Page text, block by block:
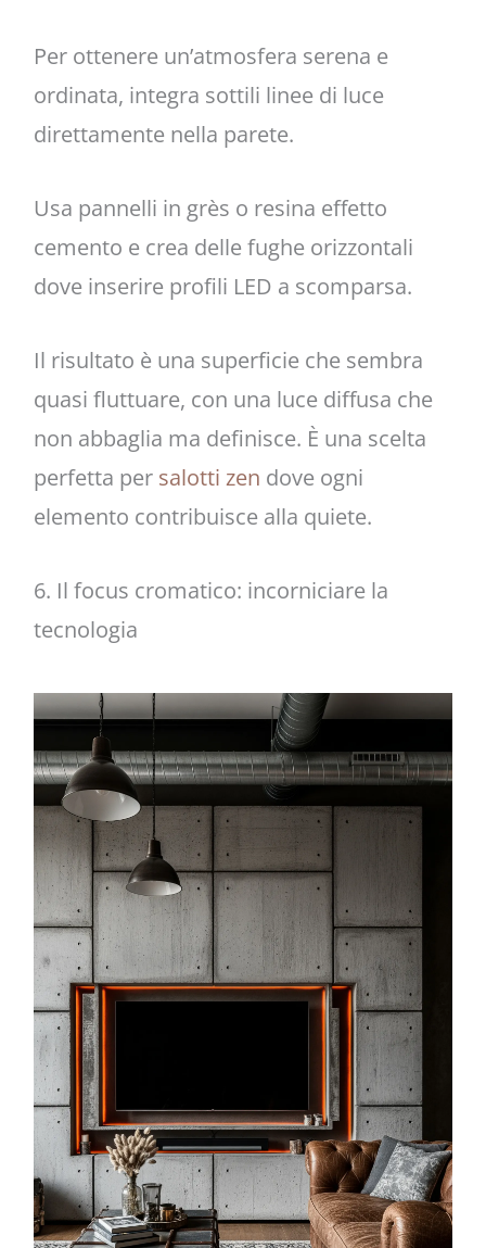
Per ottenere un’atmosfera serena e
ordinata, integra sottili linee di luce
direttamente nella parete.
Usa pannelli in grès o resina effetto
cemento e crea delle fughe orizzontali
dove inserire profili LED a scomparsa.
Il risultato è una superficie che sembra
quasi fluttuare, con una luce diffusa che
non abbaglia ma definisce. È una scelta
perfetta per salotti zen dove ogni
elemento contribuisce alla quiete.
6. Il focus cromatico: incorniciare la
tecnologia